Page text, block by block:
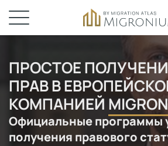
ПРОСТОЕ
ПРАВ В
КОМПАНИЕЙ
Официальные программы
получения правового